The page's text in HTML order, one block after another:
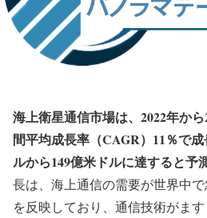
海上衛星通信市場は、2022年か
間平均成長率（CAGR）11％で
ルから149億米ドルに達すると予
長は、海上通信の需要が世界中
を反映しており、通信技術がま